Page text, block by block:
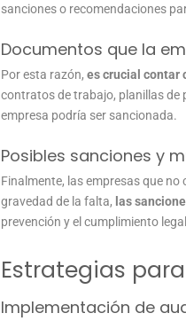
sanciones o recomendaciones
Documentos que la
Por esta razón,es crucial contar
contratos de trabajo, planillas de
empresa podría ser sancionada.
Posibles sanciones y
Finalmente, las empresas que
gravedad de la falta, las
prevención y el cumplimiento
Estrategias
Implementación de